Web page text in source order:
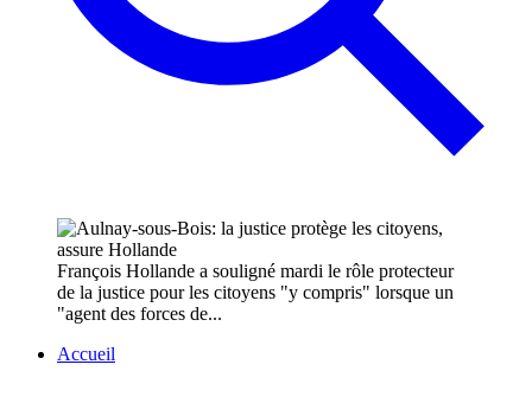
François Hollande a souligné mardi le rôle protecteur
de la justice pour les citoyens "y compris" lorsque un
"agent des forces de...
Accueil